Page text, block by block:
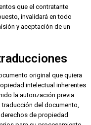
que el contratante
invalidará en todo
y aceptación de un
original que quiera
intelectual inherentes
la autorización previa
traducción del documento,
de propiedad